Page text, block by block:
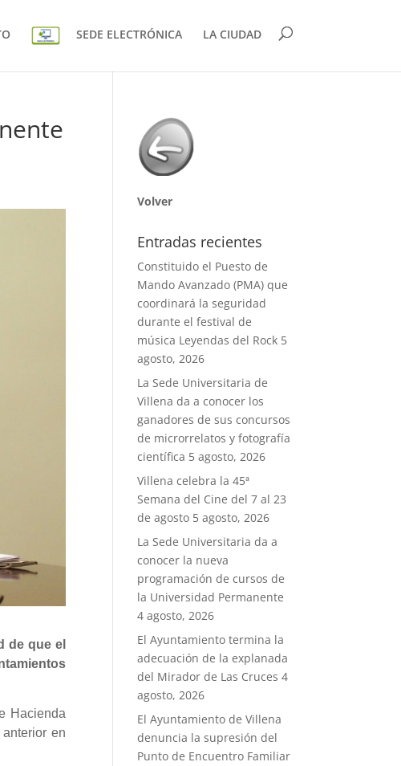
SEDE ELECTRÓNICA LA CIUDAD
de que el
Hacienda
en
Volver
Entradas recientes
Constituido el Puesto de
Mando Avanzado (PMA) que
coordinará la seguridad
durante el festival de
música Leyendas del Rock 5
agosto, 2026
La Sede Universitaria de
Villena da a conocer los
ganadores de sus concursos
de microrrelatos y fotografía
científica 5 agosto, 2026
Villena celebra la 45ª
Semana del Cine del 7 al 23
de agosto 5 agosto, 2026
La Sede Universitaria da a
conocer la nueva
programación de cursos de
la Universidad Permanente
4 agosto, 2026
El Ayuntamiento termina la
adecuación de la explanada
del Mirador de Las Cruces 4
agosto, 2026
El Ayuntamiento de Villena
denuncia la supresión del
Punto de Encuentro Familiar